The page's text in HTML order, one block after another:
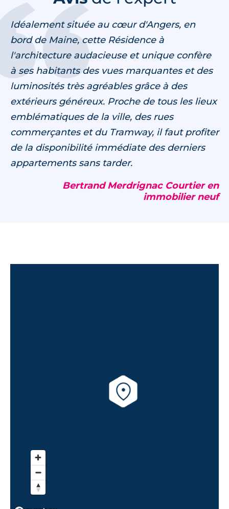
Idéalement située au cœur d'Angers, en
bord de Maine, cette Résidence à
l'architecture audacieuse et unique confère
à ses habitants des vues marquantes et des
luminosités très agréables grâce à des
extérieurs généreux. Proche de tous les lieux
emblématiques de la ville, des rues
commerçantes et du Tramway, il faut profiter
de la disponibilité immédiate des derniers
appartements sans tarder.
Bertrand Merdrignac Courtier en
immobilier neuf